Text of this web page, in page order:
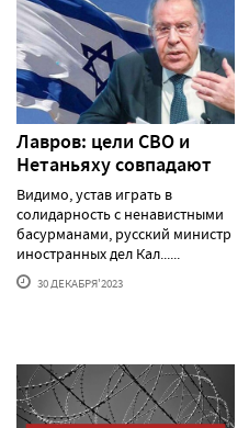
Лавров: цели СВО и
Нетаньяху совпадают
Видимо, устав играть в
солидарность с ненавистными
басурманами, русский министр
иностранных дел Кал......
30 ДЕКАБРЯ'2023